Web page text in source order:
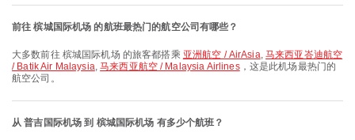
前往 槟城国际机场 的航班最热门的航空公司有哪些？
大多数前往 槟城国际机场 的旅客都搭乘 亚洲航空 / AirAsia,马来西亚峇迪航空
/ Batik Air Malaysia,马来西亚航空 / Malaysia Airlines，这是此机场最热门的
航空公司。
从 普吉国际机场 到 槟城国际机场 有多少个航班？